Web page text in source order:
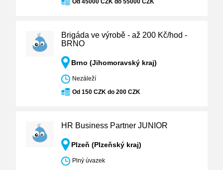
Od 45000 CZK do 55000 CZK
Brigáda ve výrobě - až 200 Kč/hod -
BRNO
Brno (Jihomoravský kraj)
Nezáleží
Od 150 CZK do 200 CZK
HR Business Partner JUNIOR
Plzeň (Plzeňský kraj)
Plný úvazek